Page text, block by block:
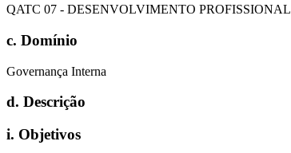
QATC 07 - DESENVOLVIMENTO PROFISSIONAL
c. Domínio
Governança Interna
d. Descrição
i. Objetivos